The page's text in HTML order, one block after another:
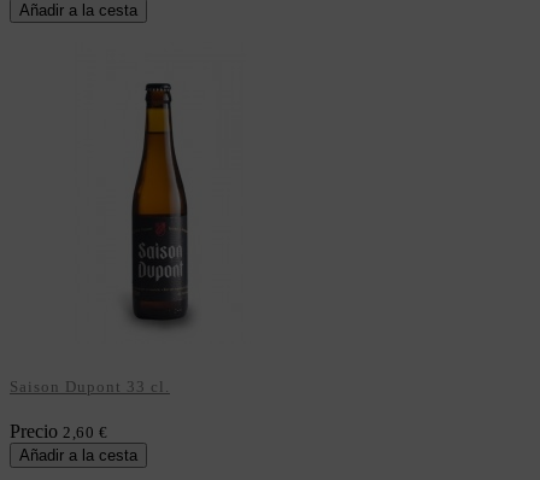
Añadir a la cesta
Saison Dupont 33 cl.
Precio 2,60 €
Añadir a la cesta